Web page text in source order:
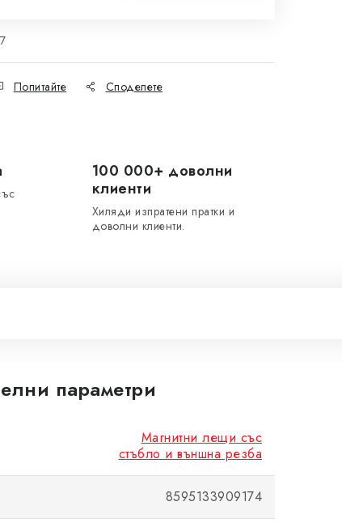
Попитайте Споделете
100 000+ доволни
клиенти
Хиляди изпратени пратки и
доволни клиенти.
параметри
Магнитни лещи със
стъбло и външна резба
8595133909174